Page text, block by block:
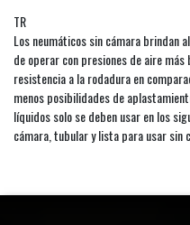
TR
Los neumáticos sin cámara brindan
de operar con presiones de aire
resistencia a la rodadura en
menos posibilidades de
líquidos solo se deben usar en los
cámara, tubular y lista para usar sin